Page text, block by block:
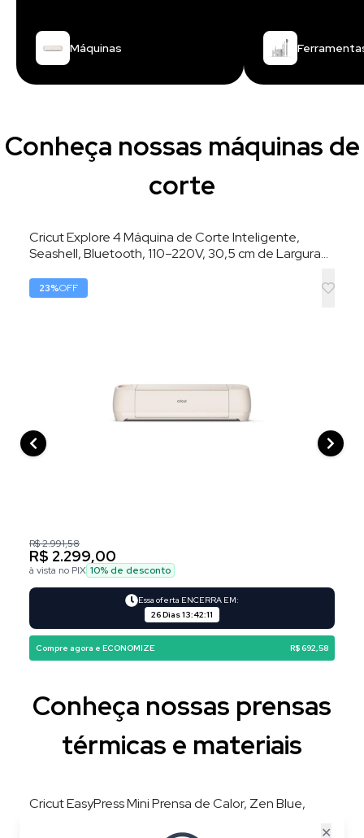
✕
Máquinas
Conheça nossas máquinas de
corte
Cricut Explore 4 Máquina de Corte Inteligente,
Seashell, Bluetooth, 110–220V, 30,5 cm de Largura
23%OFF
R$ 2.991,58
R$ 2.299,00
à vista no PIX 10% de desconto
Essa oferta ENCERRA EM:
26 Dias 13:42:10
Compre agora e ECONOMIZE R$ 692,58
Conheça nossas prensas
térmicas e materiais
Cricut EasyPress Mini Prensa de Calor, Zen Blue,